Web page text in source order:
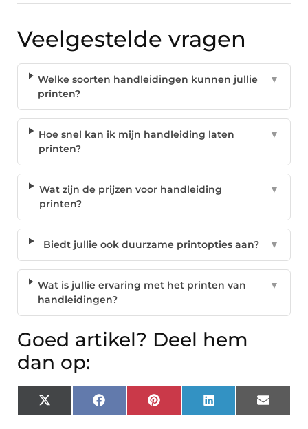
Veelgestelde vragen
Welke soorten handleidingen kunnen jullie
printen?
▼
Hoe snel kan ik mijn handleiding laten
printen?
▼
Wat zijn de prijzen voor handleiding
printen?
▼
Biedt jullie ook duurzame printopties aan? ▼
Wat is jullie ervaring met het printen van
handleidingen?
▼
Goed artikel? Deel hem
dan op:
X
(Twitter)
Facebook Pinterest LinkedIn Email